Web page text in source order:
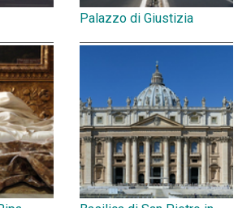
Palazzo di Giustizia